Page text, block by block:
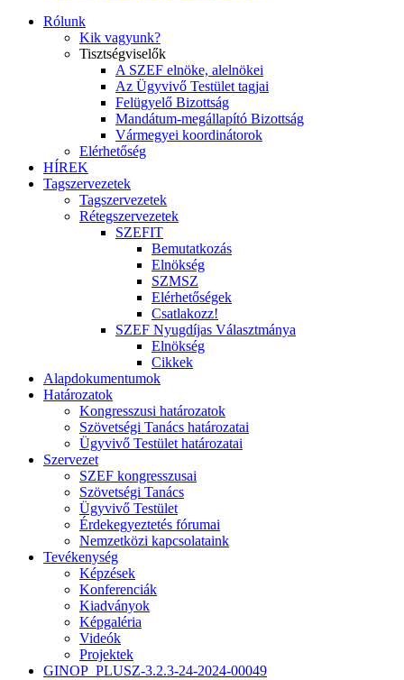
Rólunk
Kik vagyunk?
Tisztségviselők
A SZEF elnöke, alelnökei
Az Ügyvivő Testület tagjai
Felügyelő Bizottság
Mandátum-megállapító Bizottság
Vármegyei koordinátorok
Elérhetőség
HÍREK
Tagszervezetek
Tagszervezetek
Rétegszervezetek
SZEFIT
Bemutatkozás
Elnökség
SZMSZ
Elérhetőségek
Csatlakozz!
SZEF Nyugdíjas Választmánya
Elnökség
Cikkek
Alapdokumentumok
Határozatok
Kongresszusi határozatok
Szövetségi Tanács határozatai
Ügyvivő Testület határozatai
Szervezet
SZEF kongresszusai
Szövetségi Tanács
Ügyvivő Testület
Érdekegyeztetés fórumai
Nemzetközi kapcsolataink
Tevékenység
Képzések
Konferenciák
Kiadványok
Képgaléria
Videók
Projektek
GINOP_PLUSZ-3.2.3-24-2024-00049